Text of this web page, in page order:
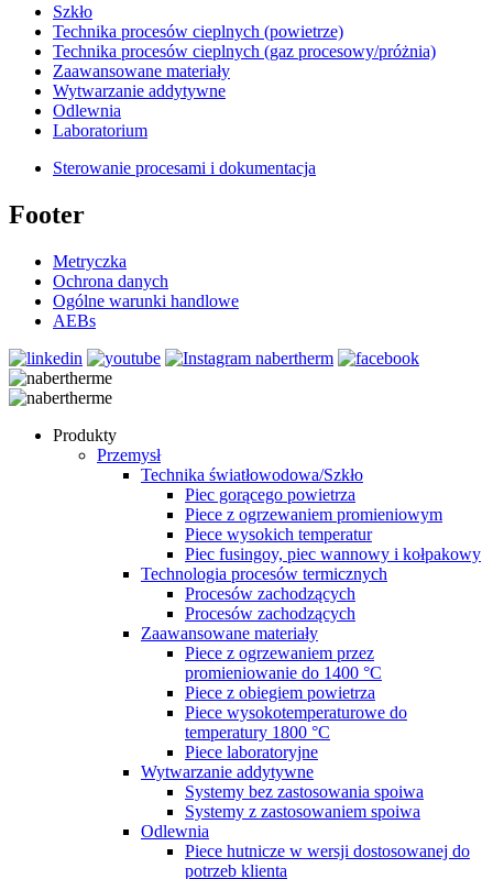
Szkło
Technika procesów cieplnych (powietrze)
Technika procesów cieplnych (gaz procesowy/próżnia)
Zaawansowane materiały
Wytwarzanie addytywne
Odlewnia
Laboratorium
Sterowanie procesami i dokumentacja
Footer
Metryczka
Ochrona danych
Ogólne warunki handlowe
AEBs
Produkty
Przemysł
Technika światłowodowa/Szkło
Piec gorącego powietrza
Piece z ogrzewaniem promieniowym
Piece wysokich temperatur
Piec fusingoy, piec wannowy i kołpakowy
Technologia procesów termicznych
Procesów zachodzących
Procesów zachodzących
Zaawansowane materiały
Piece z ogrzewaniem przez
promieniowanie do 1400 °C
Piece z obiegiem powietrza
Piece wysokotemperaturowe do
temperatury 1800 °C
Piece laboratoryjne
Wytwarzanie addytywne
Systemy bez zastosowania spoiwa
Systemy z zastosowaniem spoiwa
Odlewnia
Piece hutnicze w wersji dostosowanej do
potrzeb klienta